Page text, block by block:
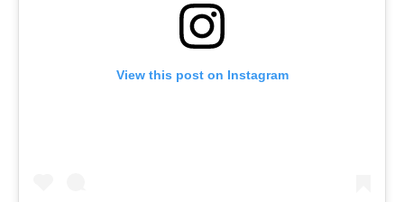
View this post on Instagram